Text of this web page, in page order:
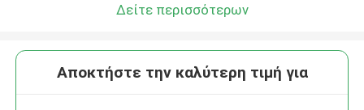
Δείτε περισσότερων
Αποκτήστε την καλύτερη τιμή για